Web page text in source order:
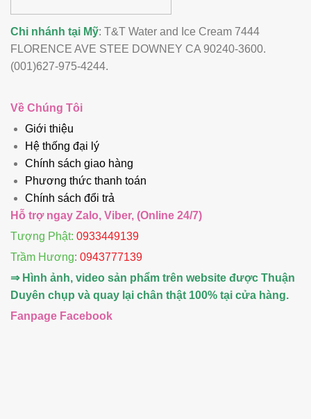
Chi nhánh tại Mỹ: T&T Water and Ice Cream 7444
FLORENCE AVE STEE DOWNEY CA 90240-3600.
(001)627-975-4244.
Về Chúng Tôi
Giới thiệu
Hệ thống đại lý
Chính sách giao hàng
Phương thức thanh toán
Chính sách đổi trả
Hỗ trợ ngay Zalo, Viber, (Online 24/7)
Tượng Phật: 0933449139
Trầm Hương: 0943777139
⇒ Hình ảnh, video sản phẩm trên website được Thuận
Duyên chụp và quay lại chân thật 100% tại cửa hàng.
Fanpage Facebook